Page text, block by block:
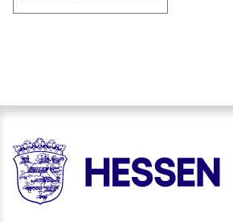
HESSEN - Hessische Landesregierung